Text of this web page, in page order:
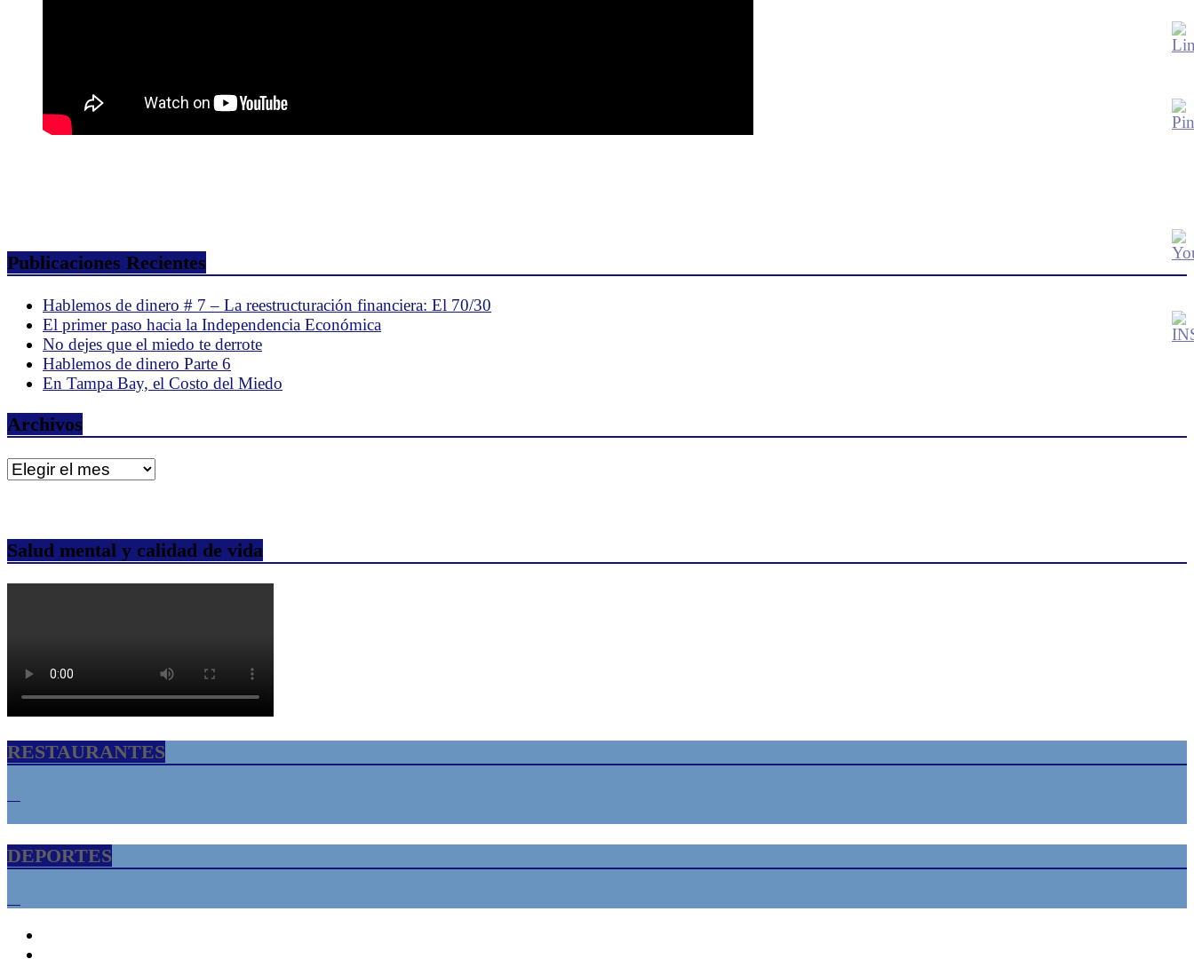
Publicaciones Recientes
Hablemos de dinero # 7 – La reestructuración financiera: El 70/30
El primer paso hacia la Independencia Económica
No dejes que el miedo te derrote
Hablemos de dinero Parte 6
En Tampa Bay, el Costo del Miedo
Archivos
Archivos
Salud mental y calidad de vida
RESTAURANTES
DEPORTES